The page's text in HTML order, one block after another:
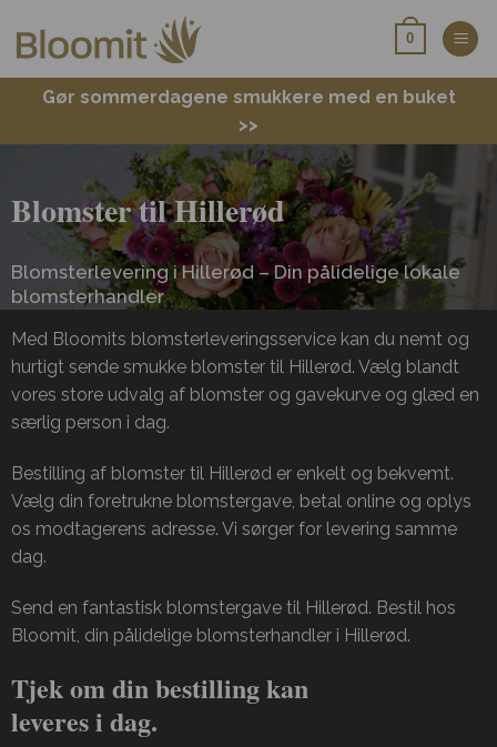
0
Gør sommerdagene smukkere med en buket
>>
Blomster til Hillerød
Blomsterlevering i Hillerød – Din pålidelige lokale
blomsterhandler
Med Bloomits blomsterleveringsservice kan du nemt og
hurtigt sende smukke blomster til Hillerød. Vælg blandt
vores store udvalg af blomster og gavekurve og glæd en
særlig person i dag.
Bestilling af blomster til Hillerød er enkelt og bekvemt.
Vælg din foretrukne blomstergave, betal online og oplys
os modtagerens adresse. Vi sørger for levering samme
dag.
Send en fantastisk blomstergave til Hillerød. Bestil hos
Bloomit, din pålidelige blomsterhandler i Hillerød.
Tjek om din bestilling kan
leveres i dag.